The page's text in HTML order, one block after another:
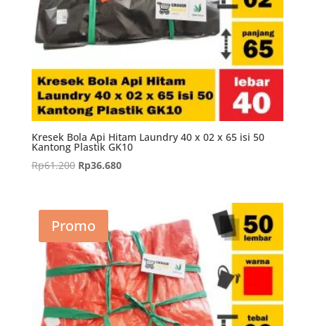
Kresek Bola Api Hitam Laundry 40 x 02 x 65 isi 50
Kantong Plastik GK10
Rp61.200 Harga
Rp61.200.
Rp36.680Harga
Rp36.680.
Promo